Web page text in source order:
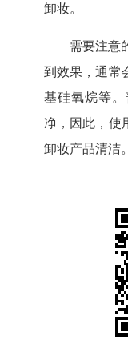
卸妆。
需要注意
到效果，通常
基硅氧烷等
净，因此，使
卸妆产品清洁。